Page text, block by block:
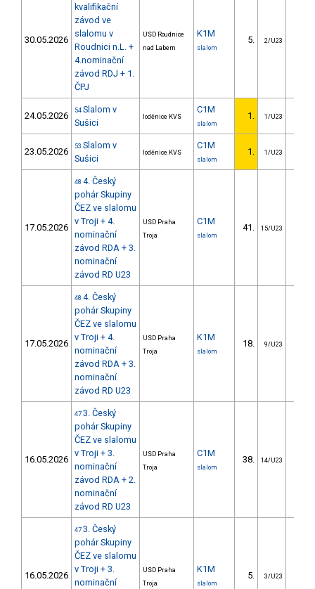
30.05.2026
kvalifikační
závod ve
slalomu v
Roudnici n.L. +
4.nominační
závod RDJ + 1.
ČPJ
USD Roudnice
nad Labem
K1M
slalom
5. 2/U23
24.05.2026 54 Slalom v
Sušici
loděnice KVS
C1M
slalom
1. 1/U23
23.05.2026 53 Slalom v
Sušici
loděnice KVS
C1M
slalom
1. 1/U23
17.05.2026
48 4. Český
pohár Skupiny
ČEZ ve slalomu
v Troji + 4.
nominační
závod RDA + 3.
nominační
závod RD U23
USD Praha
Troja
C1M
slalom
41. 15/U23
17.05.2026
48 4. Český
pohár Skupiny
ČEZ ve slalomu
v Troji + 4.
nominační
závod RDA + 3.
nominační
závod RD U23
USD Praha
Troja
K1M
slalom
18. 9/U23
16.05.2026
47 3. Český
pohár Skupiny
ČEZ ve slalomu
v Troji + 3.
nominační
závod RDA + 2.
nominační
závod RD U23
USD Praha
Troja
C1M
slalom
38. 14/U23
16.05.2026
47 3. Český
pohár Skupiny
ČEZ ve slalomu
v Troji + 3.
nominační
USD Praha
Troja
K1M
slalom
5. 3/U23